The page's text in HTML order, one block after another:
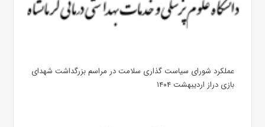
عملکرد شورای سیاست گذاری سلامت در مراسم بزرگداشت شهدای
بازی دراز اردیبهشت ۱۴۰۴